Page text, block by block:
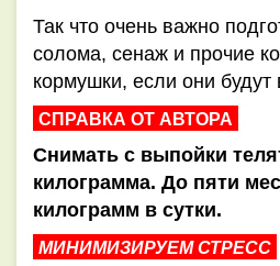
Так что очень важно
солома, сенаж и прочие
кормушки, если они будут
СПРАВКА ОТ АВТОРА
Снимать с выпойки
килограмма. До пяти
килограмм в сутки.
МИНИМИЗИРУЕМ СТРЕСС